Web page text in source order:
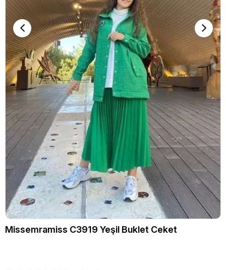
Missemramiss C3919 Yeşil Buklet Ceket